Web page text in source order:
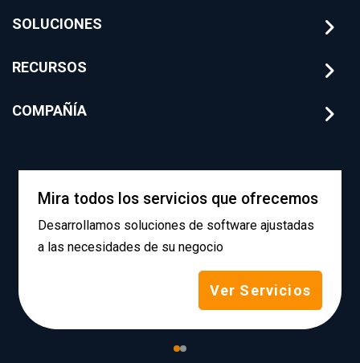
SOLUCIONES
RECURSOS
COMPAÑÍA
Mira todos los servicios que ofrecemos
Desarrollamos soluciones de software ajustadas
a las necesidades de su negocio
Ver Servicios